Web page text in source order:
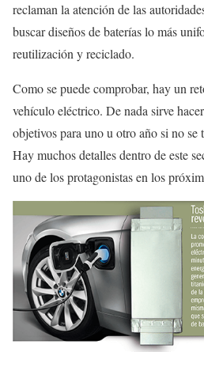
reclaman la atención de las
buscar diseños de baterías lo más
reutilización y reciclado.
Como se puede comprobar, hay un
vehículo eléctrico. De nada sirve
objetivos para uno u otro año si no se
Hay muchos detalles dentro de este
uno de los protagonistas en los